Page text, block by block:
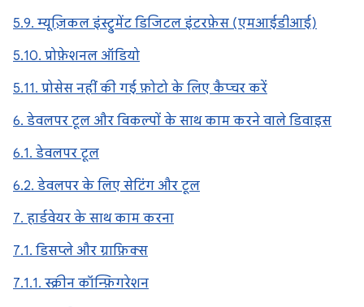
5.9. म्यूज़िकल इंस्ट्रुमेंट डिजिटल इंटरफ़ेस (एमआईडीआई)
5.10. प्रोफ़ेशनल ऑडियो
5.11. प्रोसेस नहीं की गई फ़ोटो के लिए कैप्चर करें
6. डेवलपर टूल और विकल्पों के साथ काम करने वाले डिवाइस
6.1. डेवलपर टूल
6.2. डेवलपर के लिए सेटिंग और टूल
7. हार्डवेयर के साथ काम करना
7.1. डिसप्ले और ग्राफ़िक्स
7.1.1. स्क्रीन कॉन्फ़िगरेशन